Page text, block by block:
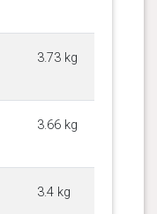
3.73 kg
3.66 kg
3.4 kg